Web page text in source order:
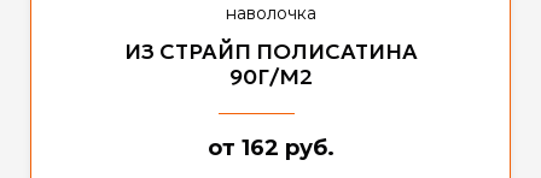
наволочка
ИЗ СТРАЙП ПОЛИСАТИНА
90Г/М2
от 162 руб.